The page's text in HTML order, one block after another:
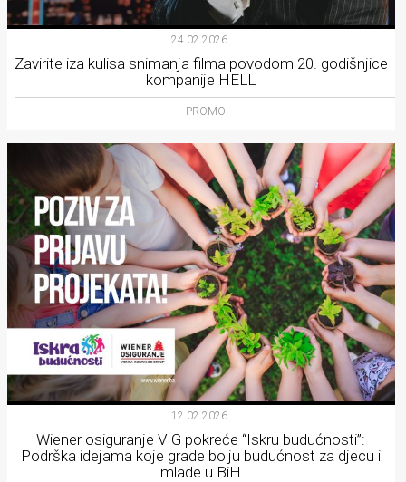
24.02.2026.
Zavirite iza kulisa snimanja filma povodom 20. godišnjice
kompanije HELL
PROMO
12.02.2026.
Wiener osiguranje VIG pokreće “Iskru budućnosti”:
Podrška idejama koje grade bolju budućnost za djecu i
mlade u BiH